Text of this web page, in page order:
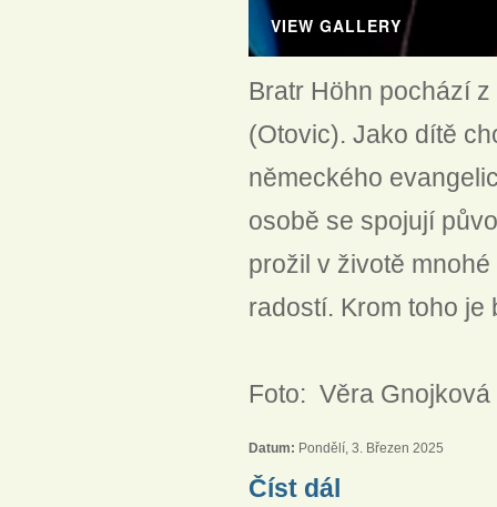
VIEW GALLERY
Bratr Höhn pochází
(Otovic). Jako dítě
německého
osobě se spojují
prožil v životě
radostí. Krom toho je
Foto: Věra Gnojková
Datum: Pondělí, 3. Březen 2025
Číst dál